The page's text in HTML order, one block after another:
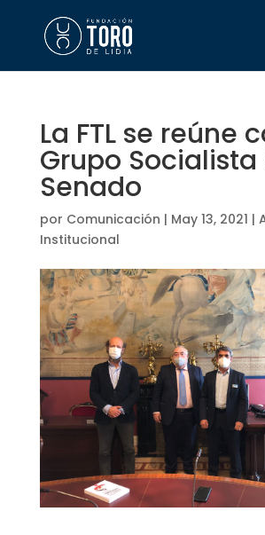
La FTL se reúne
Grupo Socialista
Senado
por Comunicación | May 13, 2021 |
Institucional